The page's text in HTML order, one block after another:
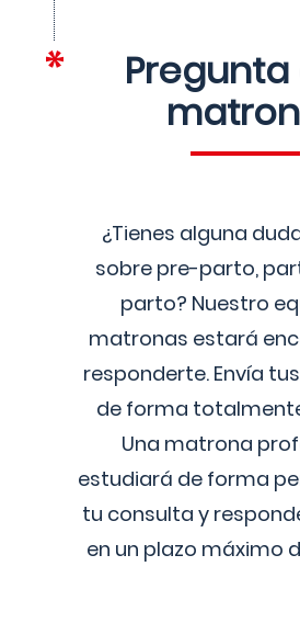
Pregunta
¿Tienes alguna
sobre pre-parto,
parto? Nuestro
matronas estará
responderte. Envía
de forma
Una matrona
estudiará de forma
tu consulta y
en un plazo máximo